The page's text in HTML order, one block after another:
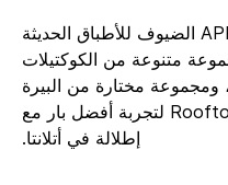
في الطابق الأرضي ، يقدم APRON الضيوف للأطباق الحديثة
متنوعة من الكوكتيلات
، ومجموعة مختارة من البيرة
المصنوعة يدويًا. توجه إلى Rooftop Bar لتجربة أفضل بار مع
إطلالة في أتلانتا.